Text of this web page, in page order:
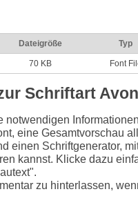
Dateigröße Typ
70 KB Font
Schriftart
notwendigen
eine Gesamtvorschau
einen Schriftgenerator,
kannst. Klicke dazu
zu hinterlassen,